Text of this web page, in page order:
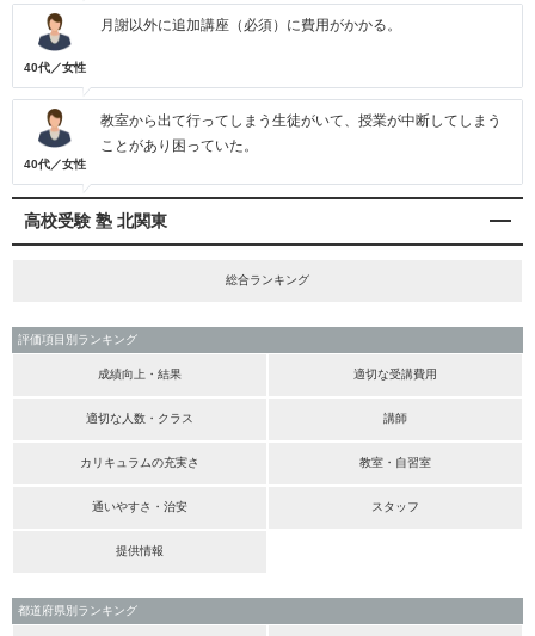
40代／女性
月謝以外に追加講座（必須）に費用がかかる。
40代／女性
教室から出て行ってしまう生徒がいて、授業が中断してしまう
ことがあり困っていた。
高校受験 塾 北関東
総合ランキング
評価項目別ランキング
成績向上・結果 適切な受講費用
適切な人数・クラス 講師
カリキュラムの充実さ 教室・自習室
通いやすさ・治安 スタッフ
提供情報
都道府県別ランキング